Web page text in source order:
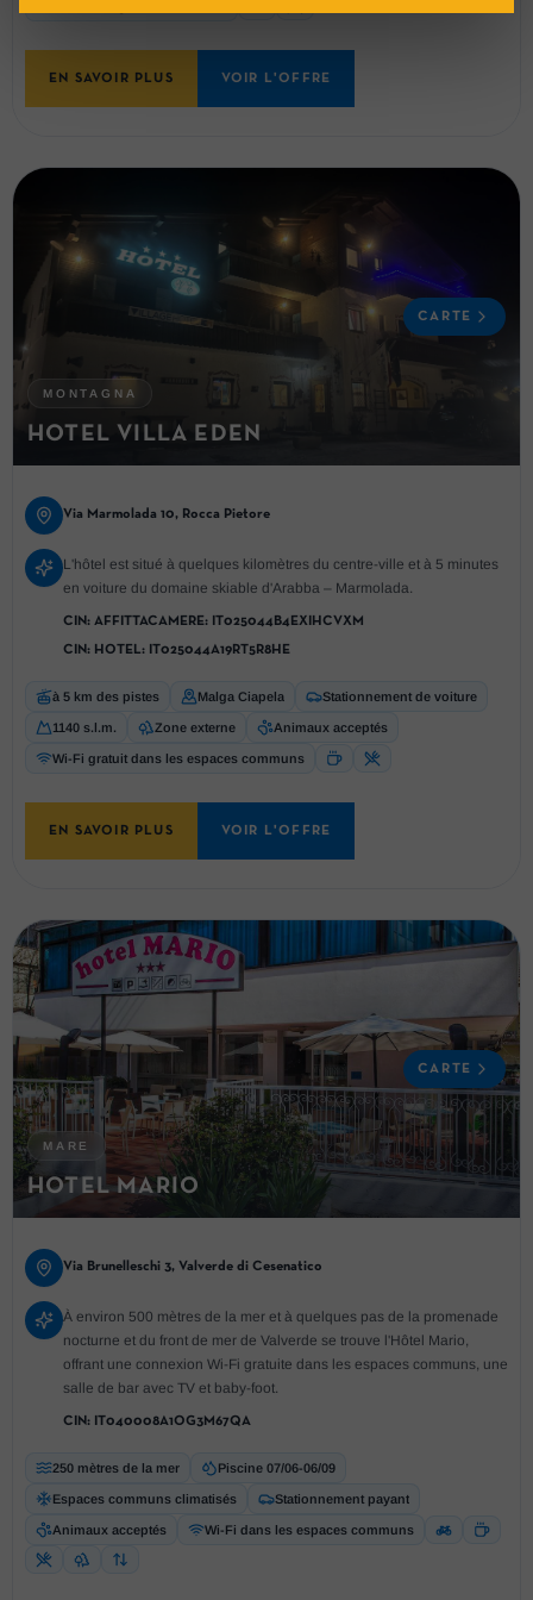
EN SAVOIR PLUS VOIR L'OFFRE
MONTAGNA
HOTEL VILLA EDEN
CARTE
Via Marmolada 10, Rocca Pietore
L'hôtel est situé à quelques kilomètres du centre-ville et à 5 minutes
en voiture du domaine skiable d'Arabba – Marmolada.
CIN: AFFITTACAMERE: IT025044B4EXIHCVXM
CIN: HOTEL: IT025044A19RT5R8HE
à 5 km des pistes Malga Ciapela Stationnement de voiture
1140 s.l.m. Zone externe Animaux acceptés
Wi-Fi gratuit dans les espaces communs
EN SAVOIR PLUS VOIR L'OFFRE
MARE
HOTEL MARIO
CARTE
Via Brunelleschi 3, Valverde di Cesenatico
À environ 500 mètres de la mer et à quelques pas de la promenade
nocturne et du front de mer de Valverde se trouve l'Hôtel Mario,
offrant une connexion Wi-Fi gratuite dans les espaces communs, une
salle de bar avec TV et baby-foot.
CIN: IT040008A1OG3M67QA
250 mètres de la mer Piscine 07/06-06/09
Espaces communs climatisés Stationnement payant
Animaux acceptés Wi-Fi dans les espaces communs